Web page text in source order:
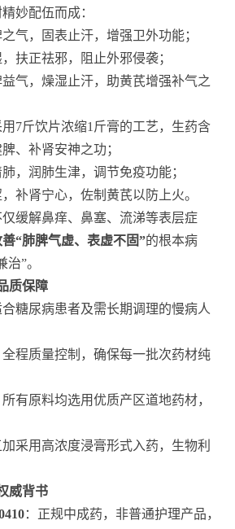
妙配伍而成：
气，固表止汗，增强卫外功能；
扶正祛邪，阻止外邪侵袭；
气，燥湿止汗，助黄芪增强补气之
7斤饮片浓缩1斤膏的工艺，生药含
、补肾安神之功；
，润肺生津，调节免疫功能；
补肾宁心，佐制黄芪以防上火。
缓解鼻痒、鼻塞、流涕等表层症
“肺脾气虚、表虚不固”的根本病
”。
质保障
合糖尿病患者及需长期调理的慢病人
全程质量控制，确保每一批次药材纯
有原料均选用优质产区道地药材，
采用高浓度浸膏形式入药，生物利
威背书
：正规中成药，非普通护理产品，